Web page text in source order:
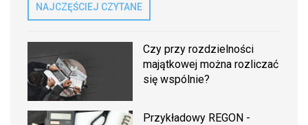
NAJCZĘŚCIEJ CZYTANE
Czy przy rozdzielności
majątkowej można rozliczać
się wspólnie?
Przykładowy REGON -